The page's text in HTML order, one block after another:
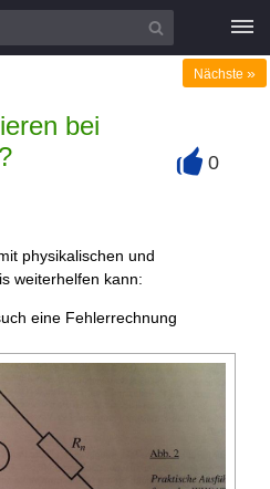
bei
Nächste »
0
physikalischen und
weiterhelfen kann:
eine Fehlerrechnung